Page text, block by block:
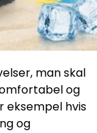
man skal
og
eksempel hvis
og